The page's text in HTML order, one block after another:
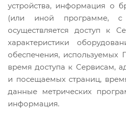
устройства, информация о
(или иной программе,
осуществляется доступ к
характеристики
обеспечения, используемых
время доступа к Сервисам,
и посещаемых страниц,
данные метрических
информация.